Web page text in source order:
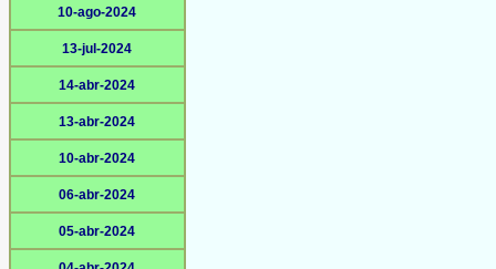
10-ago-2024
13-jul-2024
14-abr-2024
13-abr-2024
10-abr-2024
06-abr-2024
05-abr-2024